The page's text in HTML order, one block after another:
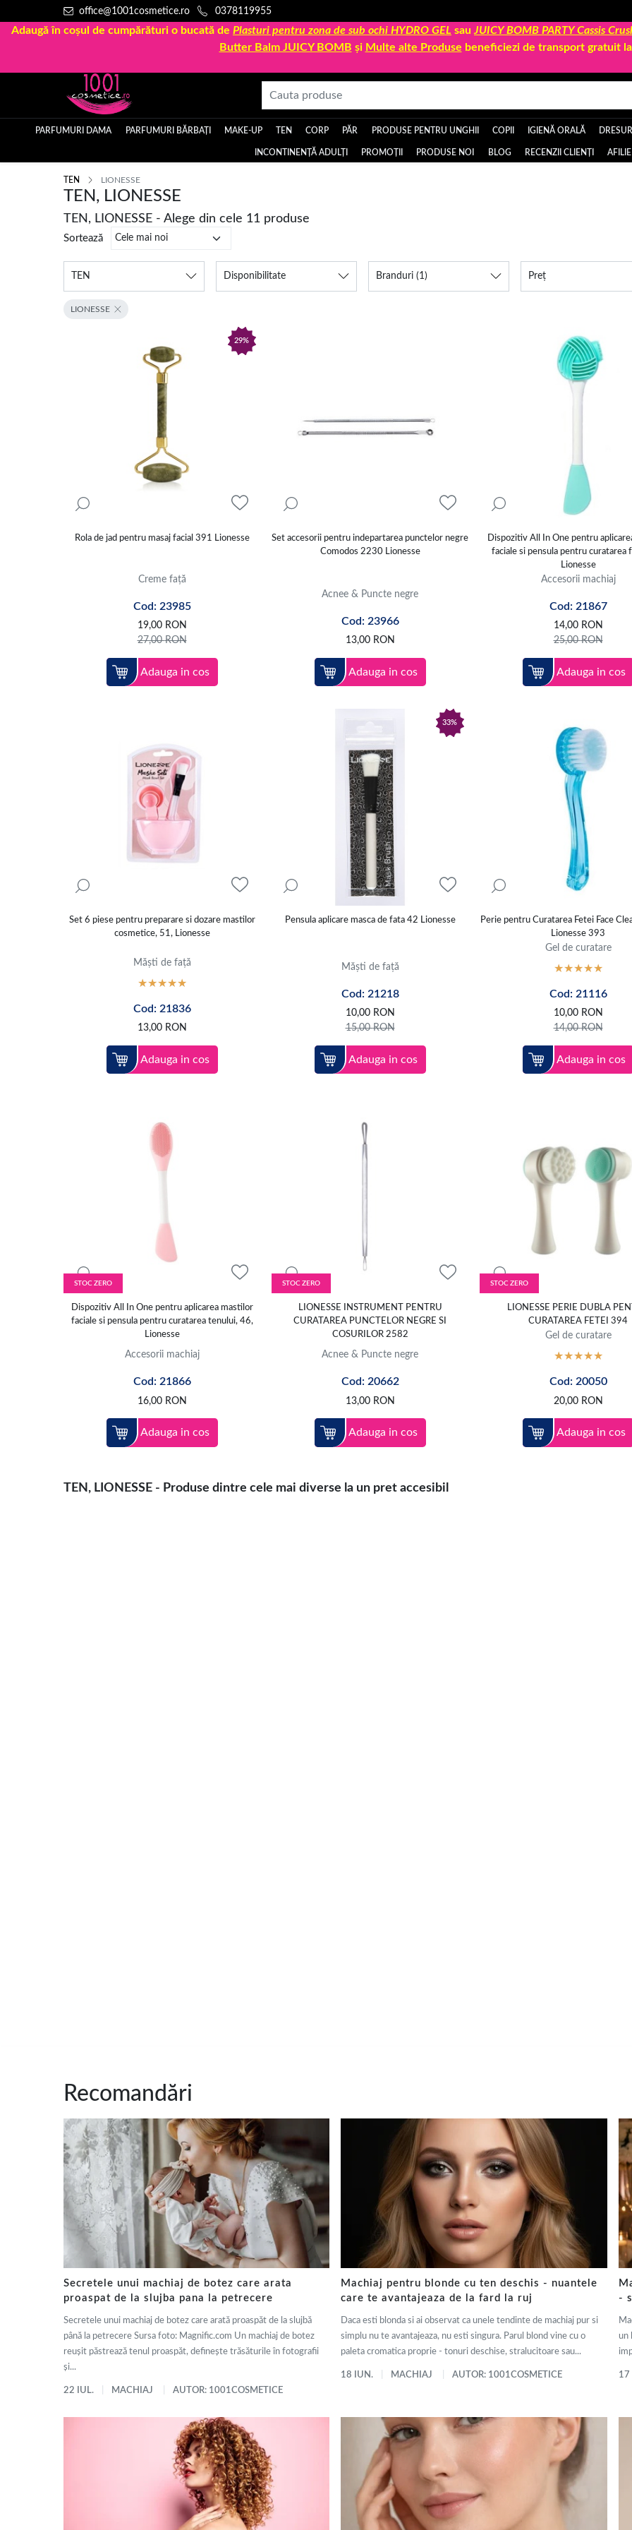
office@1001cosmetice.ro 0378119955
Adaugă în coșul de cumpărături o bucată de Plasturi pentru zona de sub ochi HYDRO GEL sau JUICY BOMB PARTY Cassis
Butter Balm JUICY BOMB și Multe alte Produse beneficiezi de transport gratuit
PARFUMURI DAMA PARFUMURI BĂRBAȚI MAKE-UP TEN CORP PĂR PRODUSE PENTRU UNGHII COPII IGIENĂ ORALĂ
INCONTINENȚĂ ADULȚI PROMOȚII PRODUSE NOI BLOG RECENZII CLIENȚI
TEN LIONESSE
TEN, LIONESSE
TEN, LIONESSE - Alege din cele 11 produse
Sortează
TEN Disponibilitate Branduri (1) Preț
LIONESSE
29%
Rola de jad pentru masaj facial 391 Lionesse
Creme față
Cod: 23985
19,00 RON
27,00RON
Adauga in cos
Set accesorii pentru indepartarea punctelor negre
Comodos 2230 Lionesse
Acnee & Puncte negre
Cod: 23966
13,00 RON
Adauga in cos
Dispozitiv All In One pentru
faciale si pensula pentru curatarea
Lionesse
Accesorii machiaj
Cod: 21867
14,00 RON
25,00RON
Adauga in cos
Set 6 piese pentru preparare si dozare mastilor
cosmetice, 51, Lionesse
Măști de față
Cod: 21836
13,00 RON
Adauga in cos
33%
Pensula aplicare masca de fata 42 Lionesse
Măști de față
Cod: 21218
10,00 RON
15,00RON
Adauga in cos
Perie pentru Curatarea Fetei Face
Lionesse 393
Gel de curatare
Cod: 21116
10,00 RON
14,00RON
Adauga in cos
STOC ZERO
Dispozitiv All In One pentru aplicarea mastilor
faciale si pensula pentru curatarea tenului, 46,
Lionesse
Accesorii machiaj
Cod: 21866
16,00 RON
Adauga in cos
STOC ZERO
LIONESSE INSTRUMENT PENTRU
CURATAREA PUNCTELOR NEGRE SI
COSURILOR 2582
Acnee & Puncte negre
Cod: 20662
13,00 RON
Adauga in cos
STOC ZERO
LIONESSE PERIE DUBLA
CURATAREA FETEI 394
Gel de curatare
Cod: 20050
20,00 RON
Adauga in cos
TEN, LIONESSE - Produse dintre cele mai diverse la un pret accesibil
Recomandări
Secretele unui machiaj de botez care arata
proaspat de la slujba pana la petrecere
Secretele unui machiaj de botez care arată proaspăt de la slujbă
până la petrecere Sursa foto: Magnific.com Un machiaj de botez
reușit păstrează tenul proaspăt, definește trăsăturile în fotografii
și...
22 IUL. MACHIAJ AUTOR: 1001COSMETICE
Machiaj pentru blonde cu ten deschis - nuantele
care te avantajeaza de la fard la ruj
Daca esti blonda si ai observat ca unele tendinte de machiaj pur si
simplu nu te avantajeaza, nu esti singura. Parul blond vine cu o
paleta cromatica proprie - tonuri deschise, stralucitoare sau...
18 IUN. MACHIAJ AUTOR: 1001COSMETICE
-
un
17